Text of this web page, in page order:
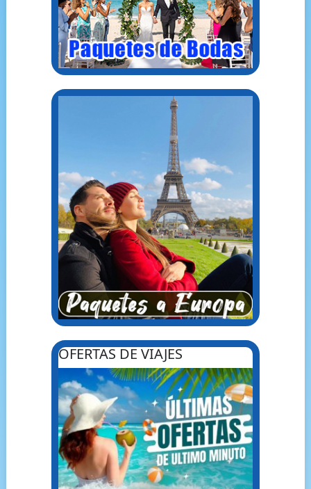
OFERTAS DE VIAJES